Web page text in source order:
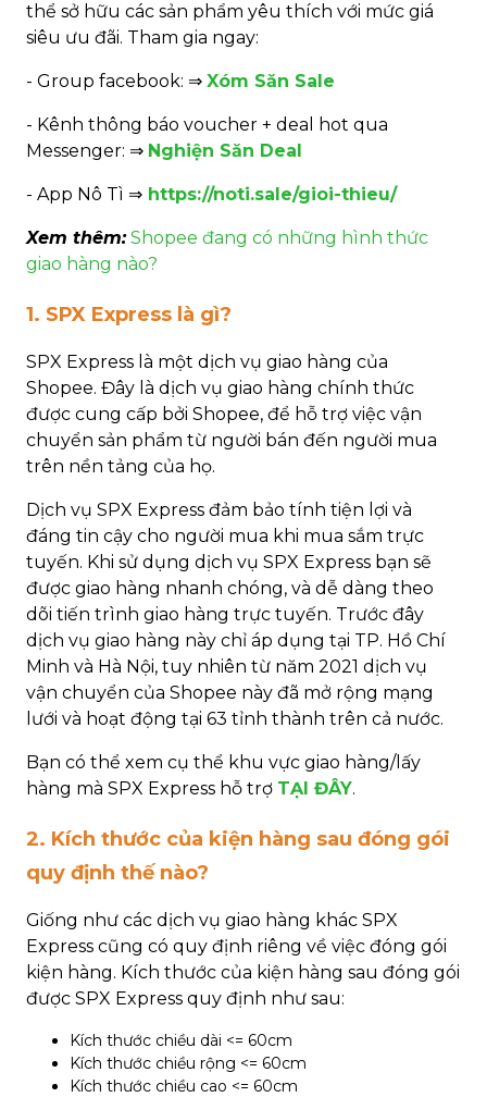
thể sở hữu các sản phẩm yêu thích với mức giá
siêu ưu đãi. Tham gia ngay:
- Group facebook: ⇒ Xóm Săn Sale
- Kênh thông báo voucher + deal hot qua
Messenger: ⇒ Nghiện Săn Deal
- App Nô Tì ⇒ https://noti.sale/gioi-thieu/
Xem thêm: Shopee đang có những hình thức
giao hàng nào?
1. SPX Express là gì?
SPX Express là một dịch vụ giao hàng của
Shopee. Đây là dịch vụ giao hàng chính thức
được cung cấp bởi Shopee, để hỗ trợ việc vận
chuyển sản phẩm từ người bán đến người mua
trên nền tảng của họ.
Dịch vụ SPX Express đảm bảo tính tiện lợi và
đáng tin cậy cho người mua khi mua sắm trực
tuyến. Khi sử dụng dịch vụ SPX Express bạn sẽ
được giao hàng nhanh chóng, và dễ dàng theo
dõi tiến trình giao hàng trực tuyến. Trước đây
dịch vụ giao hàng này chỉ áp dụng tại TP. Hồ Chí
Minh và Hà Nội, tuy nhiên từ năm 2021 dịch vụ
vận chuyển của Shopee này đã mở rộng mạng
lưới và hoạt động tại 63 tỉnh thành trên cả nước.
Bạn có thể xem cụ thể khu vực giao hàng/lấy
hàng mà SPX Express hỗ trợ TẠI ĐÂY.
2. Kích thước của kiện hàng sau đóng gói
quy định thế nào?
Giống như các dịch vụ giao hàng khác SPX
Express cũng có quy định riêng về việc đóng gói
kiện hàng. Kích thước của kiện hàng sau đóng gói
được SPX Express quy định như sau:
Kích thước chiều dài <= 60cm
Kích thước chiều rộng <= 60cm
Kích thước chiều cao <= 60cm